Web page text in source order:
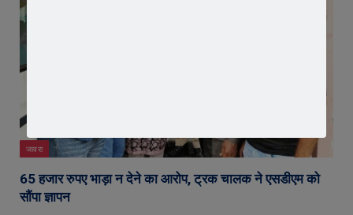
जावरा
65 हजार रुपए भाड़ा न देने का आरोप, ट्रक चालक ने एसडीएम को
सौंपा ज्ञापन